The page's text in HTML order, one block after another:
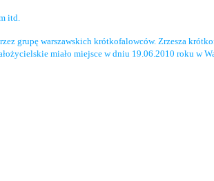
itd.
grupę warszawskich krótkofalowców. Zrzesza
miało miejsce w dniu 19.06.2010 roku w